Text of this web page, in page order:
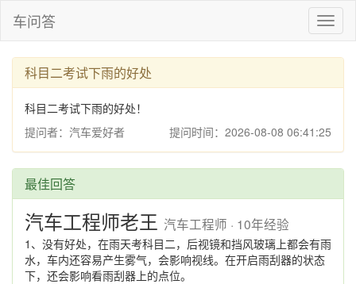
车问答
科目二考试下雨的好处
科目二考试下雨的好处！
提问者：汽车爱好者
提问时间：2026-08-08 06:41:25
最佳回答
汽车工程师老王 汽车工程师 · 10年经验
1、没有好处，在雨天考科目二，后视镜和挡风玻璃上都会有雨
水，车内还容易产生雾气，会影响视线。在开启雨刮器的状态
下，还会影响看雨刮器上的点位。